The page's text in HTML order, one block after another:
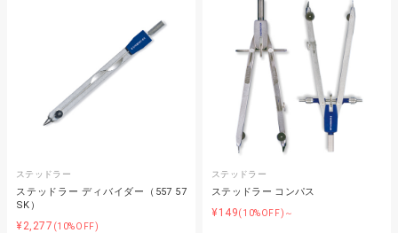
ステッドラー
ステッドラー ディバイダー（557 57
SK）
¥2,277 (10%OFF)
ステッドラー
ステッドラー コンパス
¥149(10%OFF)～